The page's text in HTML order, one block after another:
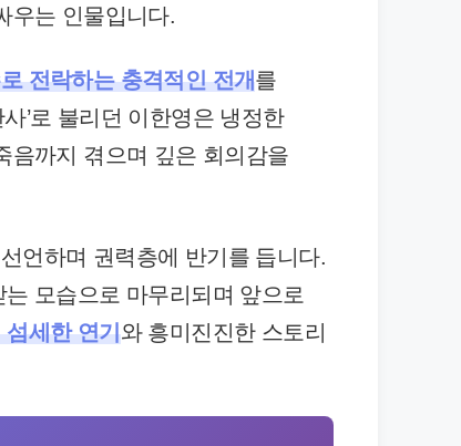
우는 인물입니다.
전락하는 충격적인 전개를
’로 불리던 이한영은 냉정한
음까지 겪으며 깊은 회의감을
언하며 권력층에 반기를 듭니다.
모습으로 마무리되며 앞으로
섬세한 연기와 흥미진진한 스토리